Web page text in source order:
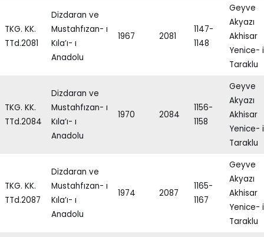
TKG. KK.
TTd.2081
Dizdaran ve
Mustahfızan- ı
Kıla’ı- ı
Anadolu
1967 2081
1147-
1148
Geyve
Akyazı
Akhisar
Yenice- i
Taraklu
TKG. KK.
TTd.2084
Dizdaran ve
Mustahfızan- ı
Kıla’ı- ı
Anadolu
1970 2084
1156-
1158
Geyve
Akyazı
Akhisar
Yenice- i
Taraklu
TKG. KK.
TTd.2087
Dizdaran ve
Mustahfızan- ı
Kıla’ı- ı
Anadolu
1974 2087
1165-
1167
Geyve
Akyazı
Akhisar
Yenice- i
Taraklu